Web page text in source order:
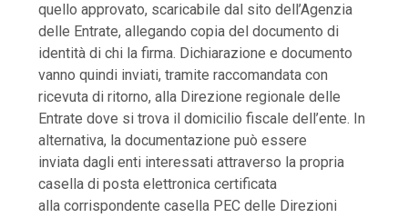
quello approvato, scaricabile dal sito dell’Agenzia
delle Entrate, allegando copia del documento di
identità di chi la firma. Dichiarazione e documento
vanno quindi inviati, tramite raccomandata con
ricevuta di ritorno, alla Direzione regionale delle
Entrate dove si trova il domicilio fiscale dell’ente. In
alternativa, la documentazione può essere
inviata dagli enti interessati attraverso la propria
casella di posta elettronica certificata
alla corrispondente casella PEC delle Direzioni